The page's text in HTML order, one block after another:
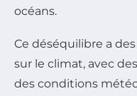
océans.
Ce déséquilibre a
sur le climat, avec
des conditions